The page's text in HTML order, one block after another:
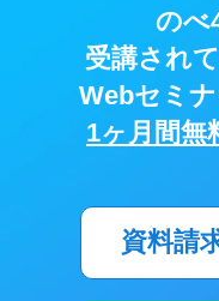
のべ
受講され
Webセミ
1ヶ月間無
資料請